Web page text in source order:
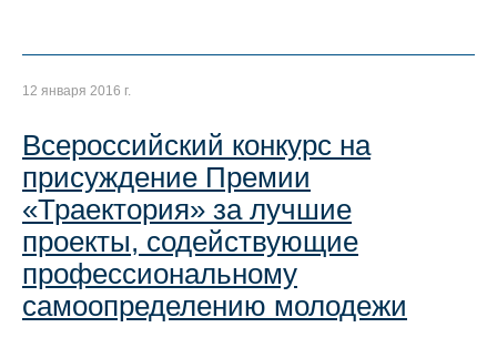
12 января 2016 г.
Всероссийский конкурс на
присуждение Премии
«Траектория» за лучшие
проекты, содействующие
профессиональному
самоопределению молодежи